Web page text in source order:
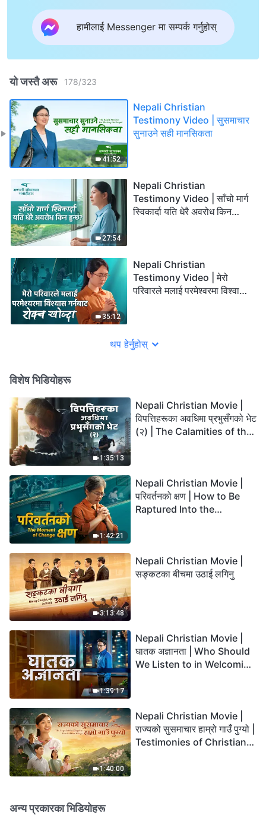
हामीलाई Messenger मा सम्पर्क गर्नुहोस्
यो जस्तै अरू 178/323
41:52
Nepali Christian
Testimony Video | सुसमाचार
सुनाउने सही मानसिकता
27:54
Nepali Christian
Testimony Video | साँचो मार्ग
स्विकार्दा यति धेरै अवरोध किन
35:12
Nepali Christian
Testimony Video | मेरो
परिवारले मलाई परमेश्‍वरमा विश्‍वास
थप हेर्नुहोस्
विशेष भिडियोहरू
1:35:13
Nepali Christian Movie |
विपत्तिहरूका अवधिमा प्रभुसँगको भेट
(२) | The Calamities of the
1:42:21
Nepali Christian Movie |
परिवर्तनको क्षण | How to Be
Raptured Into the
3:13:48
Nepali Christian Movie |
सङ्कटका बीचमा उठाई लगिनु
1:39:17
Nepali Christian Movie |
घातक अज्ञानता | Who Should
We Listen to in Welcoming
1:40:00
Nepali Christian Movie |
राज्यको सुसमाचार हाम्रो गाउँ पुग्यो |
Testimonies of Christians
अन्य प्रकारका भिडियोहरू